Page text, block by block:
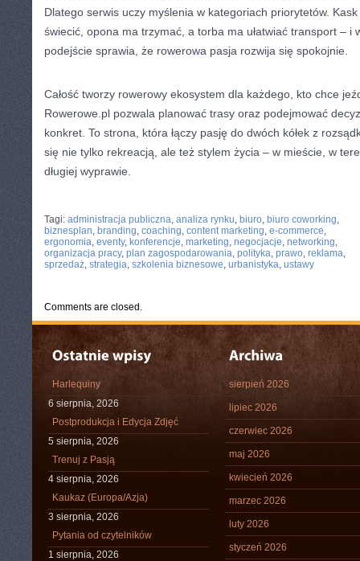
Dlatego serwis uczy myślenia w kategoriach priorytetów.
świecić, opona ma trzymać, a torba ma ułatwiać transport – i
podejście sprawia, że rowerowa pasja rozwija się spokojnie.
Całość tworzy rowerowy ekosystem dla każdego, kto chce
Rowerowe.pl pozwala planować trasy oraz podejmować
konkret. To strona, która łączy pasję do dwóch kółek z
się nie tylko rekreacją, ale też stylem życia – w mieście, w
długiej wyprawie.
Tagi: administracja publiczna, analiza rynku, biuro, biuro coworking,
biznesplan, branding, coaching, content marketing, e-commerce,
ergonomia, eventy, konferencje, marketing, negocjacje, networking,
organizacja pracy, plan zagospodarowania, polityka, prawo, reklama,
sprzedaż, strategia, szkolenia biznesowe, urbanistyka, ustawy
Comments are closed.
Harlequiny
6 sierpnia, 2026
Postprodukcja i Edycja Zdjęć
5 sierpnia, 2026
Trenuj z Pasją
4 sierpnia, 2026
Kaukaz (Europa/Azja)
3 sierpnia, 2026
Pytania od czytelników
1 sierpnia, 2026
sierpień 2026
lipiec 2026
czerwiec 2026
maj 2026
kwiecień 2026
marzec 2026
luty 2026
styczeń 2026